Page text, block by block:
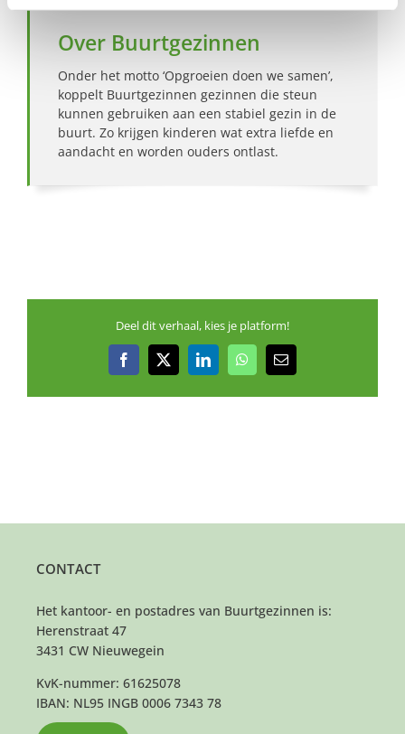
Over Buurtgezinnen
Onder het motto ‘Opgroeien doen we samen’,
koppelt Buurtgezinnen gezinnen die steun
kunnen gebruiken aan een stabiel gezin in de
buurt. Zo krijgen kinderen wat extra liefde en
aandacht en worden ouders ontlast.
Deel dit verhaal, kies je platform!
Facebook
X LinkedInWhatsApp
E-
CONTACT
Het kantoor- en postadres van Buurtgezinnen is:
Herenstraat 47
3431 CW Nieuwegein
KvK-nummer: 61625078
IBAN: NL95 INGB 0006 7343 78